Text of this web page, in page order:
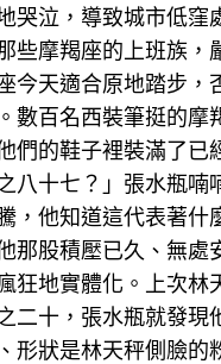
哭泣，導致城市低窪
些摩羯座的上班族，
今天適合原地踏步，
數百名西裝筆挺的摩
們的鞋子裡裝滿了已
八十七？」張水瓶喃
，他知道這代表著什
那股積壓已久、無處
狂地實體化。上次林
二十，張水瓶就發現
形狀是林天秤側臉的